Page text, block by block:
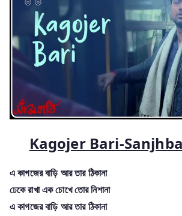
Kagojer Bari-
এ কাগজের বাড়ি আর তার ঠিকানা
ঢেকে রাখা এক চোখে তোর নিশানা
এ কাগজের বাড়ি আর তার ঠিকানা